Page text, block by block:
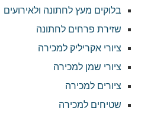
בלוקים מעץ לחתונה ולאירועים
שזירת פרחים לחתונה
ציורי אקריליק למכירה
ציורי שמן למכירה
ציורים למכירה
שטיחים למכירה